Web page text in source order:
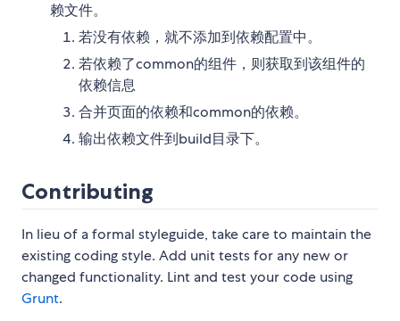
赖文件。
若没有依赖，就不添加到依赖配置中。
若依赖了common的组件，则获取到该组件的
依赖信息
合并页面的依赖和common的依赖。
输出依赖文件到build目录下。
Contributing
In lieu of a formal styleguide, take care to maintain the
existing coding style. Add unit tests for any new or
changed functionality. Lint and test your code using
Grunt.